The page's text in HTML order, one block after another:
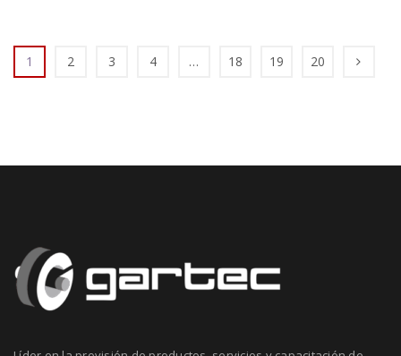
1 2 3 4 … 18 19 20